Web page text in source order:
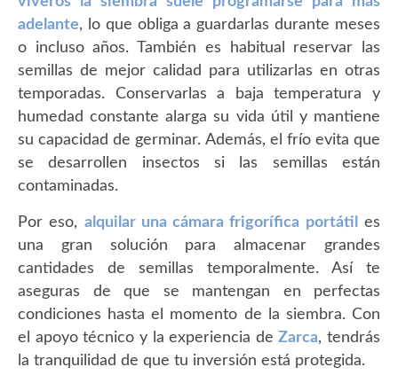
adelante, lo que obliga a guardarlas durante meses
o incluso años. También es habitual reservar las
semillas de mejor calidad para utilizarlas en otras
temporadas. Conservarlas a baja temperatura y
humedad constante alarga su vida útil y mantiene
su capacidad de germinar. Además, el frío evita que
se desarrollen insectos si las semillas están
contaminadas.
Por eso, alquilar una cámara frigorífica portátil
es
una gran solución para almacenar grandes
cantidades de semillas temporalmente. Así te
aseguras de que se mantengan en perfectas
condiciones hasta el momento de la siembra. Con
el apoyo técnico y la experiencia deZarca, tendrás
la tranquilidad de que tu inversión está protegida.